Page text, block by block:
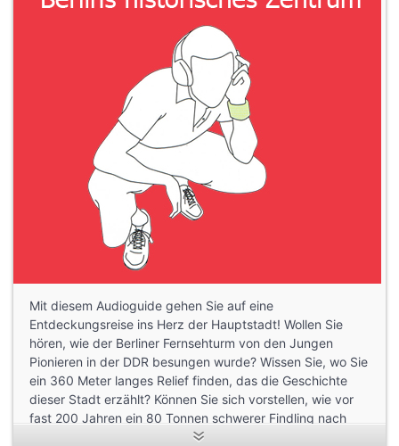
Mit diesem Audioguide gehen Sie auf eine
Entdeckungsreise ins Herz der Hauptstadt! Wollen Sie
hören, wie der Berliner Fernsehturm von den Jungen
Pionieren in der DDR besungen wurde? Wissen Sie, wo Sie
ein 360 Meter langes Relief finden, das die Geschichte
dieser Stadt erzählt? Können Sie sich vorstellen, wie vor
fast 200 Jahren ein 80 Tonnen schwerer Findling nach
Berlin transportiert wurde, um daraus die größte